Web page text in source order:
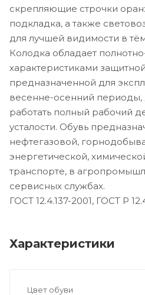
скрепляющие строчки
подкладка, а также
для лучшей видимости в
Колодка обладает
характеристиками
предназначенной для
весенне-осенний периоды,
работать полный рабочий
усталости. Обувь
нефтегазовой,
энергетической,
транспорте, в
сервисных службах.
ГОСТ 12.4.137-2001, ГОСТ Р
Характеристики
Цвет обуви